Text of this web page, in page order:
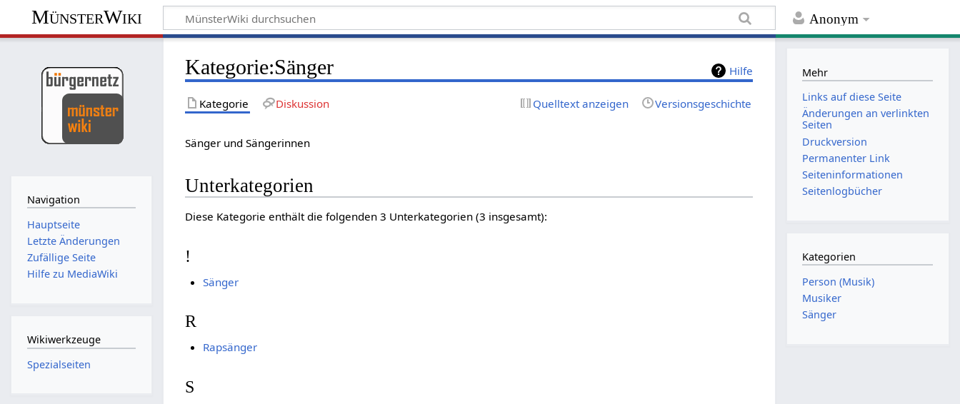
Anonym
MünsterWiki
Hilfe
Kategorie:Sänger
Kategorie Diskussion Quelltext anzeigen Versionsgeschichte
Sänger und Sängerinnen
Unterkategorien
Diese Kategorie enthält die folgenden 3 Unterkategorien (3 insgesamt):
!
Sänger
R
Rapsänger
S
Navigation
Hauptseite
Letzte Änderungen
Zufällige Seite
Hilfe zu MediaWiki
Wikiwerkzeuge
Spezialseiten
Mehr
Links auf diese Seite
Änderungen an verlinkten
Seiten
Druckversion
Permanenter Link
Seiten­informationen
Seitenlogbücher
Kategorien
Person (Musik)
Musiker
Sänger